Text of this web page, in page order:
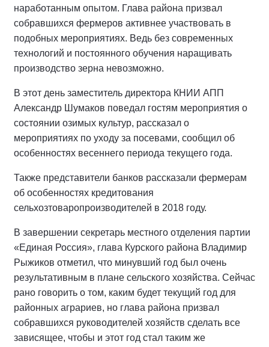
наработанным опытом. Глава района призвал
собравшихся фермеров активнее участвовать в
подобных мероприятиях. Ведь без современных
технологий и постоянного обучения наращивать
производство зерна невозможно.
В этот день заместитель директора КНИИ АПП
Александр Шумаков поведал гостям мероприятия о
состоянии озимых культур, рассказал о
мероприятиях по уходу за посевами, сообщил об
особенностях весеннего периода текущего года.
Также представители банков рассказали фермерам
об особенностях кредитования
сельхозтоваропроизводителей в 2018 году.
В завершении секретарь местного отделения партии
«Единая Россия», глава Курского района Владимир
Рыжиков отметил, что минувший год был очень
результативным в плане сельского хозяйства. Сейчас
рано говорить о том, каким будет текущий год для
районных аграриев, но глава района призвал
собравшихся руководителей хозяйств сделать все
зависящее, чтобы и этот год стал таким же